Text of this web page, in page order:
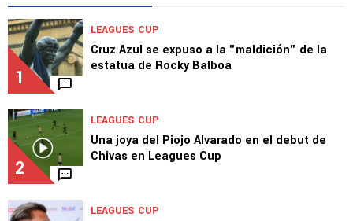
1
LEAGUES CUP
Cruz Azul se expuso a la "maldición" de la
estatua de Rocky Balboa
2
LEAGUES CUP
Una joya del Piojo Alvarado en el debut de
Chivas en Leagues Cup
LEAGUES CUP